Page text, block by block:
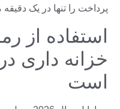
پرداخت را تنها در یک
استفاده از
خزانه داری
است